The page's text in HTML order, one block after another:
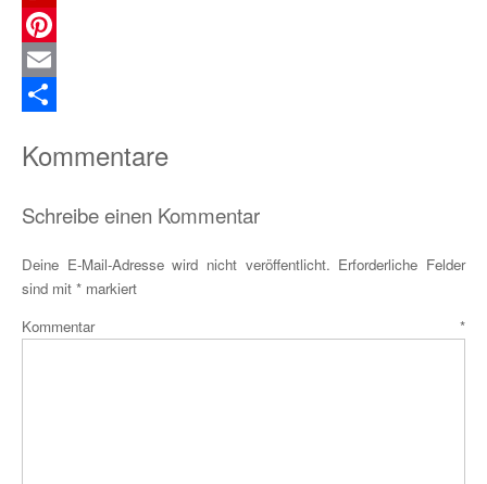
Flipboard
Pinterest
Email
Kommentare
Schreibe einen Kommentar
Deine E-Mail-Adresse wird nicht veröffentlicht. Erforderliche Felder
sind mit * markiert
Kommentar *